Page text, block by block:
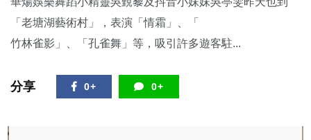
「老塘湖藝術村」，表演「情霜」、「
竹林雀影」、「孔雀舞」等，吸引許多遊客駐...
分享 0+ 0+